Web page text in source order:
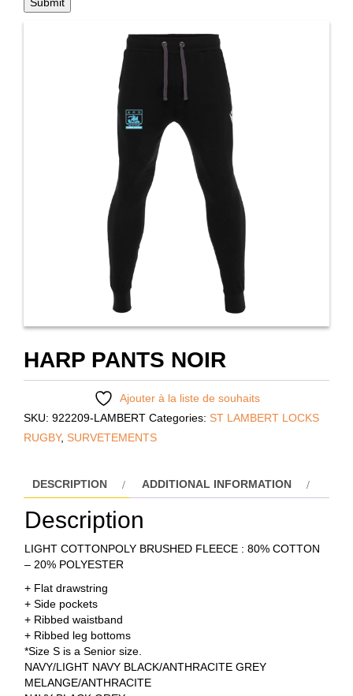
HARP PANTS NOIR
Ajouter à la liste de souhaits
SKU: 922209-LAMBERT Categories: ST LAMBERT LOCKS
RUGBY, SURVETEMENTS
DESCRIPTION ADDITIONAL INFORMATION
Description
LIGHT COTTONPOLY BRUSHED FLEECE : 80% COTTON
– 20% POLYESTER
+ Flat drawstring
+ Side pockets
+ Ribbed waistband
+ Ribbed leg bottoms
*Size S is a Senior size.
NAVY/LIGHT NAVY BLACK/ANTHRACITE GREY
MELANGE/ANTHRACITE